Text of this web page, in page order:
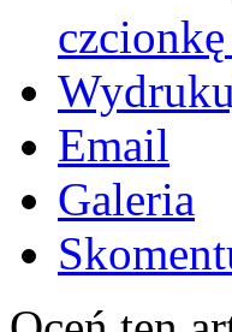
czcionkę
Email
Galeria